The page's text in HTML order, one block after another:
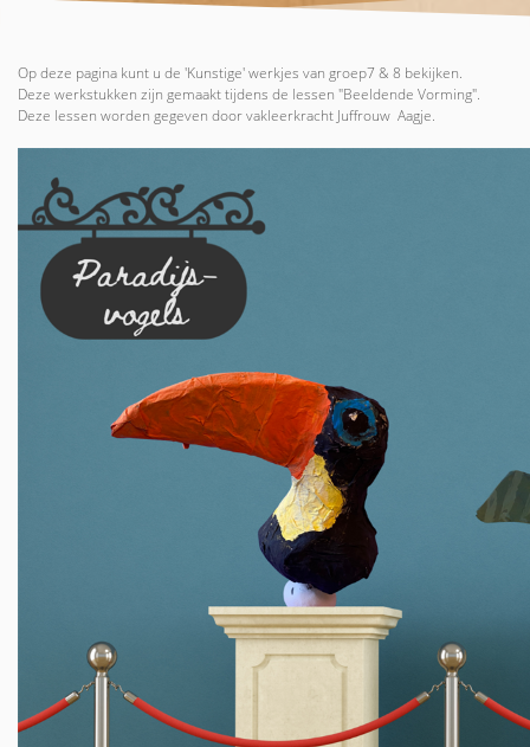
Op deze pagina kunt u de 'Kunstige' werkjes van groep7 & 8 bekijken.
Deze werkstukken zijn gemaakt tijdens de lessen "Beeldende Vorming".
Deze lessen worden gegeven door vakleerkracht Juffrouw Aagje.